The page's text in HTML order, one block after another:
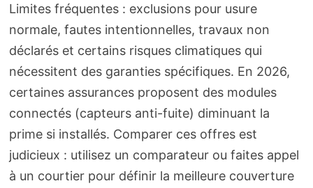
Limites fréquentes : exclusions pour usure
normale, fautes intentionnelles, travaux non
déclarés et certains risques climatiques qui
nécessitent des garanties spécifiques. En 2026,
certaines assurances proposent des modules
connectés (capteurs anti-fuite) diminuant la
prime si installés. Comparer ces offres est
judicieux : utilisez un comparateur ou faites appel
à un courtier pour définir la meilleure couverture